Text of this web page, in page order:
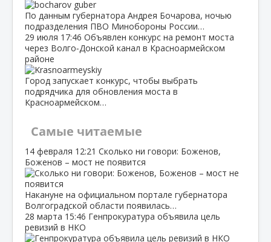
По данным губернатора Андрея Бочарова, ночью
подразделения ПВО Минобороны России…
29 июля 17:46 Объявлен конкурс на ремонт моста
через Волго‑Донской канал в Красноармейском
районе
Город запускает конкурс, чтобы выбрать
подрядчика для обновления моста в
Красноармейском…
Самые читаемые
14 февраля 12:21 Сколько ни говори: Боженов,
Боженов – мост не появится
Накануне на официальном портале губернатора
Волгоградской области появилась…
28 марта 15:46 Генпрокуратура объявила цель
ревизий в НКО